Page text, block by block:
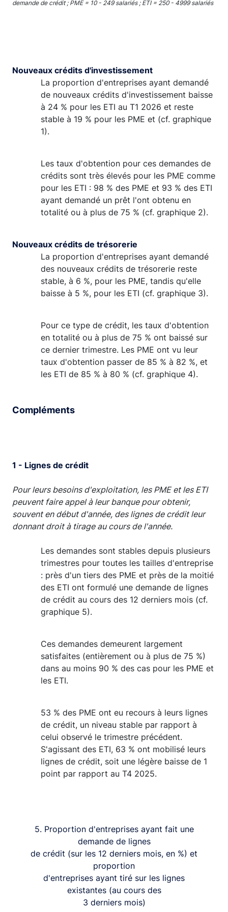
demande de crédit ; PME = 10 - 249 salariés ; ETI = 250 - 4999 salariés
Nouveaux crédits d'investissement
La proportion d'entreprises ayant demandé
de nouveaux crédits d'investissement baisse
à 24 % pour les ETI au T1 2026 et reste
stable à 19 % pour les PME et (cf. graphique
1).
Les taux d'obtention pour ces demandes de
crédits sont très élevés pour les PME comme
pour les ETI : 98 % des PME et 93 % des ETI
ayant demandé un prêt l'ont obtenu en
totalité ou à plus de 75 % (cf. graphique 2).
Nouveaux crédits de trésorerie
La proportion d'entreprises ayant demandé
des nouveaux crédits de trésorerie reste
stable, à 6 %, pour les PME, tandis qu'elle
baisse à 5 %, pour les ETI (cf. graphique 3).
Pour ce type de crédit, les taux d'obtention
en totalité ou à plus de 75 % ont baissé sur
ce dernier trimestre. Les PME ont vu leur
taux d'obtention passer de 85 % à 82 %, et
les ETI de 85 % à 80 % (cf. graphique 4).
Compléments
1 - Lignes de crédit
Pour leurs besoins d'exploitation, les PME et les ETI
peuvent faire appel à leur banque pour obtenir,
souvent en début d'année, des lignes de crédit leur
donnant droit à tirage au cours de l'année.
Les demandes sont stables depuis plusieurs
trimestres pour toutes les tailles d'entreprise
: près d'un tiers des PME et près de la moitié
des ETI ont formulé une demande de lignes
de crédit au cours des 12 derniers mois (cf.
graphique 5).
Ces demandes demeurent largement
satisfaites (entièrement ou à plus de 75 %)
dans au moins 90 % des cas pour les PME et
les ETI.
53 % des PME ont eu recours à leurs lignes
de crédit, un niveau stable par rapport à
celui observé le trimestre précédent.
S'agissant des ETI, 63 % ont mobilisé leurs
lignes de crédit, soit une légère baisse de 1
point par rapport au T4 2025.
5. Proportion d'entreprises ayant fait une
demande de lignes
de crédit (sur les 12 derniers mois, en %) et
proportion
d'entreprises ayant tiré sur les lignes
existantes (au cours des
3 derniers mois)